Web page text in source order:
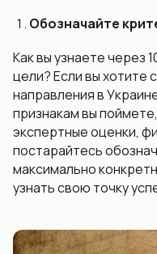
Обозначайте
Как вы узнаете через
цели? Если вы хотите
направления в
признакам вы
экспертные оценки,
постарайтесь
максимально
узнать свою точку